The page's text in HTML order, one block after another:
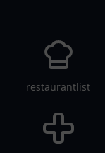
restaurantlist